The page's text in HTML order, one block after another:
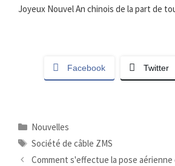
Joyeux Nouvel An chinois de la part de
Facebook Twitter
Catégories
Nouvelles
Mots
clés
Société de câble ZMS
Comment s'effectue la pose